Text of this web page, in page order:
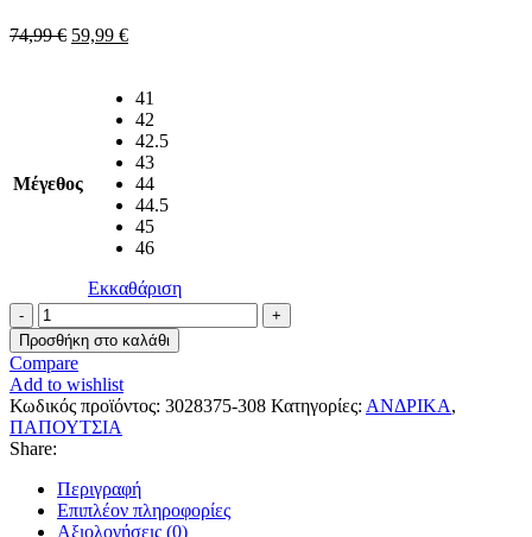
74,99€ Original
74,99 €.
59,99 €Η
είναι:
59,99 €.
Μέγεθος
41
42
42.5
43
44
44.5
45
46
Εκκαθάριση
Under
Armour
Αθλητικά
Παπούτσια
Running
3028375-
308
Πράσινα
ποσότητα
Προσθήκη στο καλάθι
Compare
Add to wishlist
Κωδικός προϊόντος: 3028375-308 Κατηγορίες: ΑΝΔΡΙΚΑ,
ΠΑΠΟΥΤΣΙΑ
Share:
Περιγραφή
Επιπλέον πληροφορίες
Αξιολογήσεις (0)